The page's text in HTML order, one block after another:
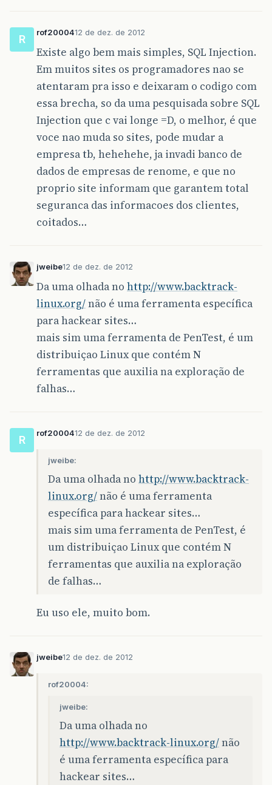
R
rof2000412 de dez. de 2012
Existe algo bem mais simples, SQL Injection.
Em muitos sites os programadores nao se
atentaram pra isso e deixaram o codigo com
essa brecha, so da uma pesquisada sobre SQL
Injection que c vai longe =D, o melhor, é que
voce nao muda so sites, pode mudar a
empresa tb, hehehehe, ja invadi banco de
dados de empresas de renome, e que no
proprio site informam que garantem total
seguranca das informacoes dos clientes,
coitados…
jweibe12 de dez. de 2012
Da uma olhada no http://www.backtrack-
linux.org/não é uma ferramenta específica
para hackear sites…
mais sim uma ferramenta de PenTest, é um
distribuiçao Linux que contémN
ferramentas que auxilia na exploração de
falhas…
R
rof2000412 de dez. de 2012
jweibe:
Da uma olhada no http://www.backtrack-
linux.org/não é uma ferramenta
específica para hackear sites…
mais sim uma ferramenta de PenTest, é
um distribuiçao Linux que contémN
ferramentas que auxilia na exploração
de falhas…
Eu uso ele, muito bom.
jweibe12 de dez. de 2012
rof20004:
jweibe:
Da uma olhada no
http://www.backtrack-linux.org/não
é uma ferramenta específica para
hackear sites…